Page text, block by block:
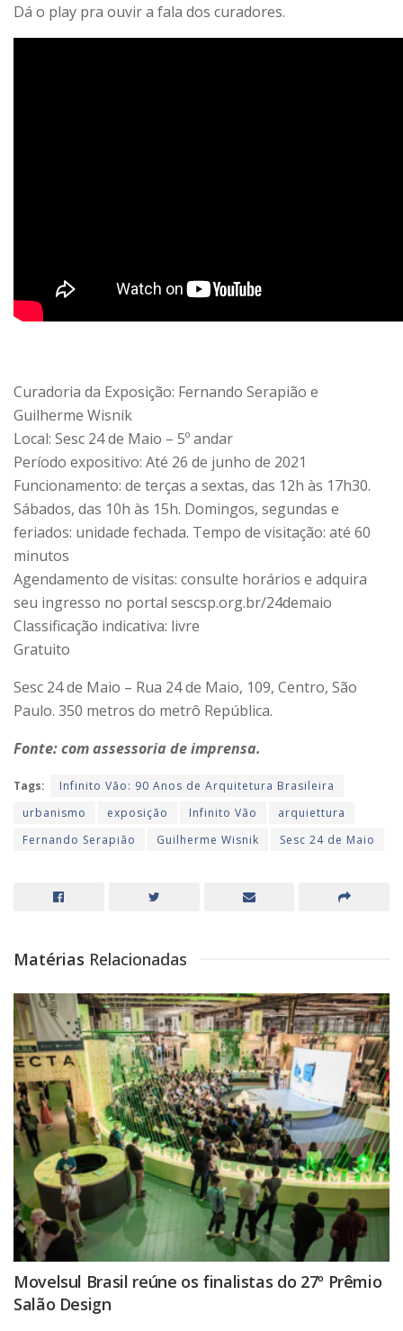
Dá o play pra ouvir a fala dos curadores.
Curadoria da Exposição: Fernando Serapião e
Guilherme Wisnik
Local: Sesc 24 de Maio – 5º andar
Período expositivo: Até 26 de junho de 2021
Funcionamento: de terças a sextas, das 12h às 17h30.
Sábados, das 10h às 15h. Domingos, segundas e
feriados: unidade fechada. Tempo de visitação: até 60
minutos
Agendamento de visitas: consulte horários e adquira
seu ingresso no portal sescsp.org.br/24demaio
Classificação indicativa: livre
Gratuito
Sesc 24 de Maio – Rua 24 de Maio, 109, Centro, São
Paulo. 350 metros do metrô República.
Fonte: com assessoria de imprensa.
Tags:
Infinito Vão: 90 Anos de Arquitetura Brasileira
urbanismo
exposição Infinito Vão
arquiettura
Fernando Serapião
Guilherme Wisnik Sesc 24 de Maio
Matérias Relacionadas
Movelsul Brasil reúne os finalistas do 27º Prêmio
Salão Design